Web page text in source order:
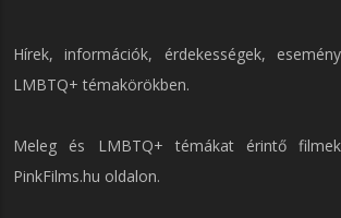
Hírek, információk, érdekességek,
LMBTQ+ témakörökben.
Meleg és LMBTQ+ témákat érintő
PinkFilms.hu oldalon.